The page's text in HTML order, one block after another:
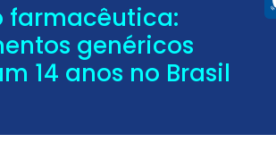
farmacêutica:
genéricos
14 anos no Brasil